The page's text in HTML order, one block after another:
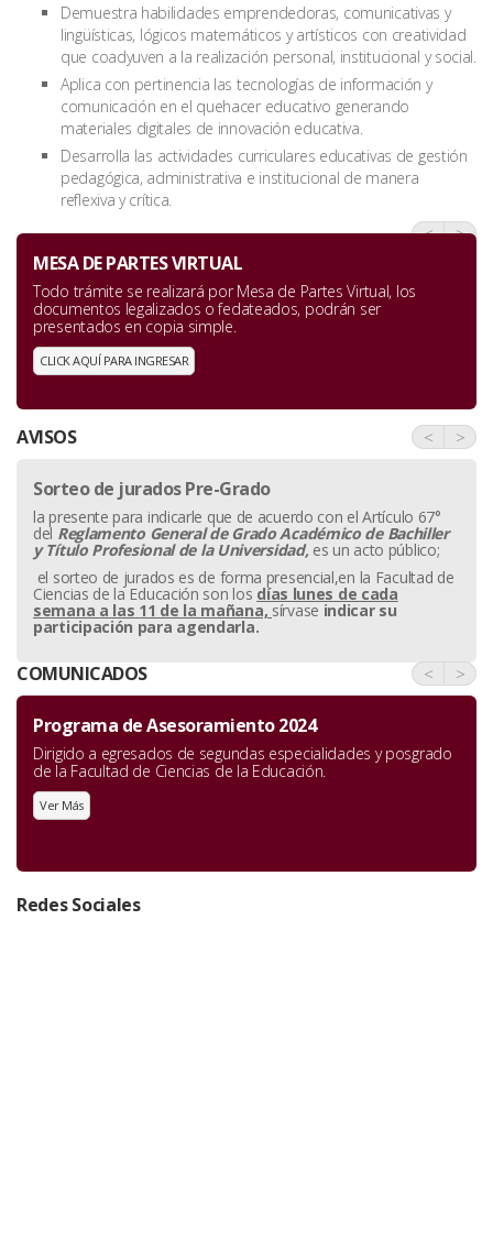
Demuestra habilidades emprendedoras, comunicativas y
lingüísticas, lógicos matemáticos y artísticos con creatividad
que coadyuven a la realización personal, institucional y social.
Aplica con pertinencia las tecnologías de información y
comunicación en el quehacer educativo generando
materiales digitales de innovación educativa.
Desarrolla las actividades curriculares educativas de gestión
pedagógica, administrativa e institucional de manera
reflexiva y crítica.
< >
MESA DE PARTES VIRTUAL
Todo trámite se realizará por Mesa de Partes Virtual, los
documentos legalizados o fedateados, podrán ser
presentados en copia simple.
CLICK AQUÍ PARA INGRESAR
AVISOS < >
Sorteo de jurados Pre-Grado
la presente para indicarle que de acuerdo con el Artículo 67°
del Reglamento General de Grado Académico de Bachiller
yTítulo Profesional de la Universidad, es un acto público;
el sorteo de jurados es de forma presencial,en la Facultad de
Ciencias de la Educación son los días lunes de cada
semana a las 11 de la mañana, sírvase indicar su
participación para agendarla.
COMUNICADOS < >
Programa de Asesoramiento 2024
Dirigido a egresados de segundas especialidades y posgrado
de la Facultad de Ciencias de la Educación.
Ver Más
Redes Sociales